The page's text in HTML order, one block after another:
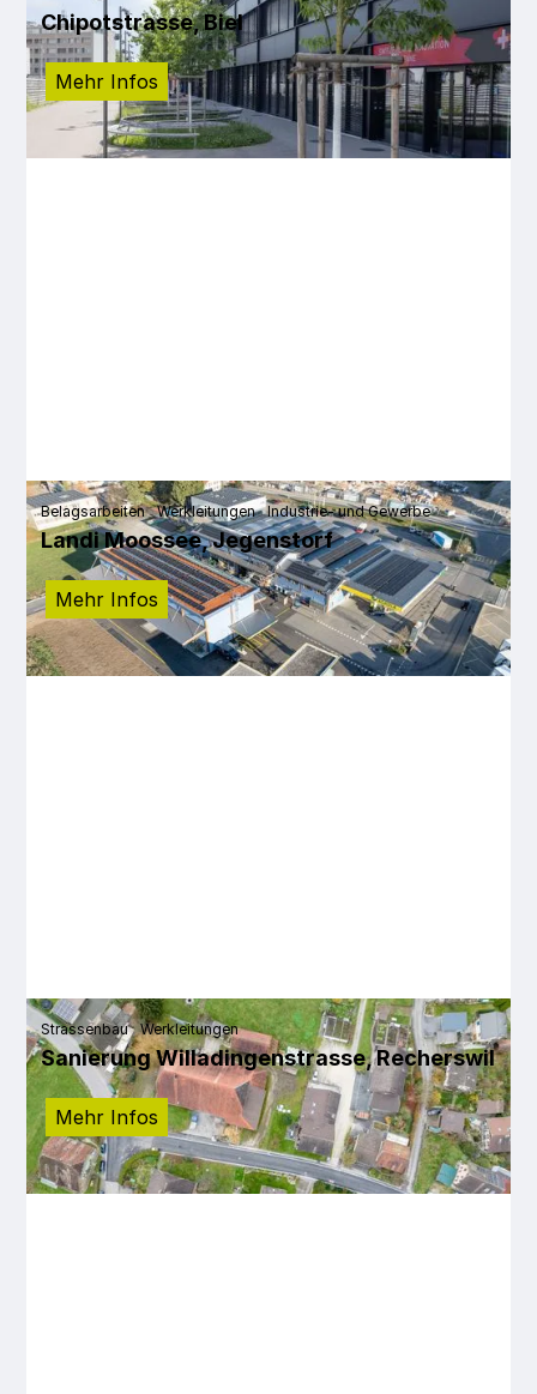
Chipotstrasse, Biel
Mehr Infos
Belagsarbeiten Werkleitungen Industrie- und Gewerbe
Landi Moossee, Jegenstorf
Mehr Infos
Strassenbau Werkleitungen
Sanierung Willadingenstrasse, Recherswil
Mehr Infos